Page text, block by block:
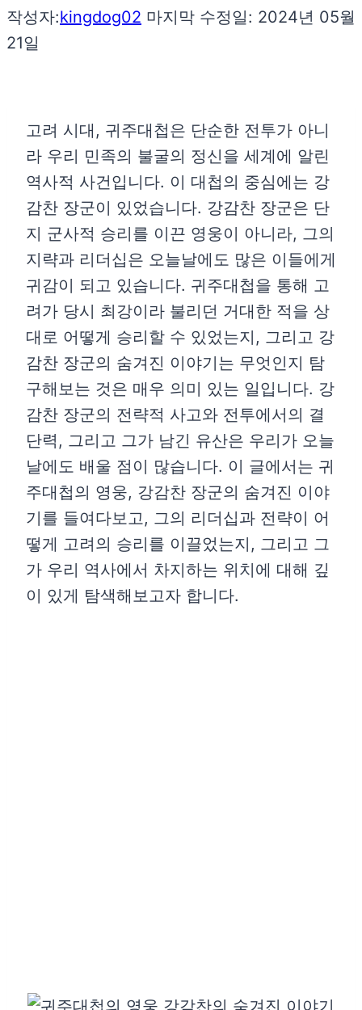
작성자:kingdog02 마지막 수정일: 2024년 05월
21일
고려 시대, 귀주대첩은 단순한 전투가 아니
라 우리 민족의 불굴의 정신을 세계에 알린
역사적 사건입니다. 이 대첩의 중심에는 강
감찬 장군이 있었습니다. 강감찬 장군은 단
지 군사적 승리를 이끈 영웅이 아니라, 그의
지략과 리더십은 오늘날에도 많은 이들에게
귀감이 되고 있습니다. 귀주대첩을 통해 고
려가 당시 최강이라 불리던 거대한 적을 상
대로 어떻게 승리할 수 있었는지, 그리고 강
감찬 장군의 숨겨진 이야기는 무엇인지 탐
구해보는 것은 매우 의미 있는 일입니다. 강
감찬 장군의 전략적 사고와 전투에서의 결
단력, 그리고 그가 남긴 유산은 우리가 오늘
날에도 배울 점이 많습니다. 이 글에서는 귀
주대첩의 영웅, 강감찬 장군의 숨겨진 이야
기를 들여다보고, 그의 리더십과 전략이 어
떻게 고려의 승리를 이끌었는지, 그리고 그
가 우리 역사에서 차지하는 위치에 대해 깊
이 있게 탐색해보고자 합니다.